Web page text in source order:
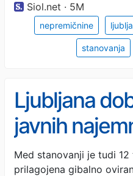
Siol.net · 5M
nepremičnine
stanovanja
Ljubljana
javnih
na Zvezni
Med stanovanji je tudi 12
prilagojena gibalno